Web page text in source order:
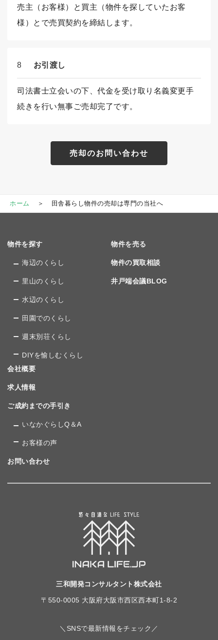
売主（お客様）と買主（物件を探していたお客
様）とで売買契約を締結します。
8 お引渡し
司法書士立会いの下、代金を受け取り名義変更手
続きを行い無事ご売却完了です。
売却のお問い合わせ
ホーム 田舎暮らし物件の売却は専門の当社へ
三和開発コンサルタント株式会社
〒550-0005 大阪府大阪市西区西本町1-8-2
＼SNSで最新情報をチェック／
物件を探す
海辺のくらし
里山のくらし
水辺のくらし
田園でのくらし
週末別荘くらし
DIYを愉しむくらし
物件を売る
物件の買取相談
井戸端会議BLOG
会社概要
求人情報
ご成約までの手引き
いなかぐらしQ＆A
お客様の声
お問い合わせ